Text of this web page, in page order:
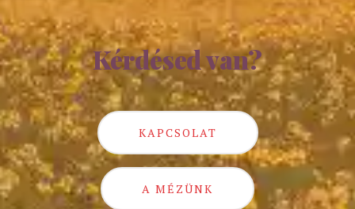
Kérdésed van?
KAPCSOLAT
A MÉZÜNK